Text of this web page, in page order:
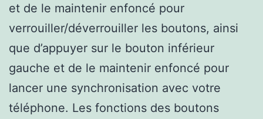
et de le maintenir enfoncé pour
verrouiller/déverrouiller les boutons, ainsi
que d’appuyer sur le bouton inférieur
gauche et de le maintenir enfoncé pour
lancer une synchronisation avec votre
téléphone. Les fonctions des boutons